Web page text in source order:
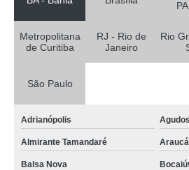
onde vende funis de vidro laboratório
sob encomenda funis de decantação função
funis de vidro função comprar Itapecerica da
funis laboratório venda Arujá
funis de laboratório venda Jandira
funis de vidro função venda Ceilândia
Metropolitana
de Curitiba
RJ - Rio de
Janeiro
Rio
São Paulo
Adrianópolis
Almirante Tamandaré
Balsa Nova